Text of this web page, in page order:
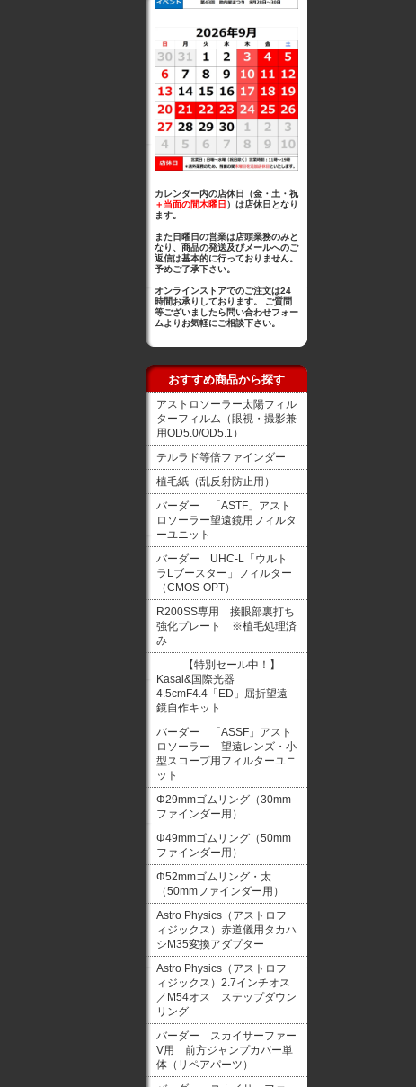
カレンダー内の店休日（金・土・祝
＋当面の間木曜日 ）は店休日となり
ます。
また日曜日の営業は店頭業務のみと
なり、商品の発送及びメールへのご
返信は基本的に行っておりません。
予めご了承下さい。
オンラインストアでのご注文は24
時間お承りしております。 ご質問
等ございましたら問い合わせフォー
ムよりお気軽にご相談下さい。
おすすめ商品から探す
アストロソーラー太陽フィル
ターフィルム（眼視・撮影兼
用OD5.0/OD5.1）
テルラド等倍ファインダー
植毛紙（乱反射防止用）
バーダー 「ASTF」アスト
ロソーラー望遠鏡用フィルタ
ーユニット
バーダー UHC-L「ウルト
ラLブースター」フィルター
（CMOS-OPT）
R200SS専用 接眼部裏打ち
強化プレート ※植毛処理済
み
【特別セール中！】
Kasai&国際光器
4.5cmF4.4「ED」屈折望遠
鏡自作キット
バーダー 「ASSF」アスト
ロソーラー 望遠レンズ・小
型スコープ用フィルターユニ
ット
Φ29mmゴムリング（30mm
ファインダー用）
Φ49mmゴムリング（50mm
ファインダー用）
Φ52mmゴムリング・太
（50mmファインダー用）
Astro Physics（アストロフ
ィジックス）赤道儀用タカハ
シM35変換アダプター
Astro Physics（アストロフ
ィジックス）2.7インチオス
／M54オス ステップダウン
リング
バーダー スカイサーファー
V用 前方ジャンプカバー単
体（リペアパーツ）